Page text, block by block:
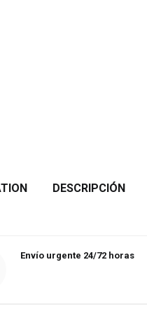
DESCRIPCIÓN
Envío urgente 24/72 horas